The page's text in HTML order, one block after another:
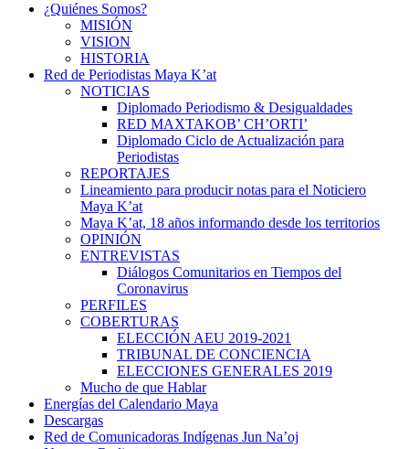
¿Quiénes Somos?
MISIÓN
VISION
HISTORIA
Red de Periodistas Maya K’at
NOTICIAS
Diplomado Periodismo & Desigualdades
RED MAXTAKOB’ CH’ORTI’
Diplomado Ciclo de Actualización para
Periodistas
REPORTAJES
Lineamiento para producir notas para el Noticiero
Maya K’at
Maya K’at, 18 años informando desde los territorios
OPINIÓN
ENTREVISTAS
Diálogos Comunitarios en Tiempos del
Coronavirus
PERFILES
COBERTURAS
ELECCIÓN AEU 2019-2021
TRIBUNAL DE CONCIENCIA
ELECCIONES GENERALES 2019
Mucho de que Hablar
Energías del Calendario Maya
Descargas
Red de Comunicadoras Indígenas Jun Na’oj